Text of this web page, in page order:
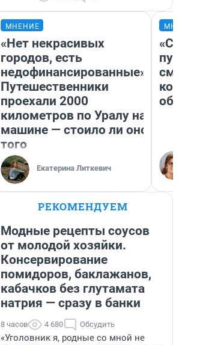
МНЕНИЕ
«Нет некрасивых
городов, есть
недофинансированные».
Путешественники
проехали 2000
километров по Уралу на
машине — стоило ли оно
того
Екатерина Литкевич
РЕКОМЕНДУЕМ
Модные рецепты соусов
от молодой хозяйки.
Консервирование
помидоров, баклажанов,
кабачков без глутамата
натрия — сразу в банки
8 часов 4 680 Обсудить
«Уголовник я, родные со мной не